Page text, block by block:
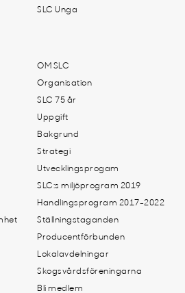
SLC Unga
OM SLC
Organisation
SLC 75 år
Uppgift
Bakgrund
Strategi
Utvecklingsprogam
SLC:s miljöprogram 2019
Handlingsprogram 2017-2022
Ställningstaganden
Producentförbunden
Lokalavdelningar
Skogsvårdsföreningarna
Bli medlem